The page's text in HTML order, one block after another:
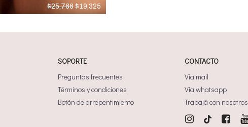
$25,766 El
precio
$19,325El
precio
SOPORTE
Preguntas frecuentes
Términos y condiciones
Botón de arrepentimiento
CONTACTO
Via mail
Via whatsapp
Trabajá con nosotros